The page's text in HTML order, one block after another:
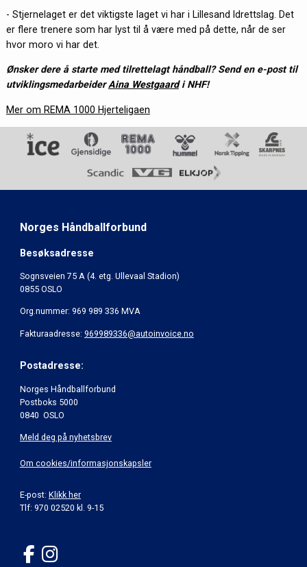
- Stjernelaget er det viktigste laget vi har i Lillesand Idrettslag. Det
er flere trenere som har lyst til å være med på dette, når de ser
hvor moro vi har det.
Ønsker dere å starte med tilrettelagt håndball? Send en e-post til
utviklingsmedarbeiderAina Westgaardi NHF!
Mer om REMA 1000 Hjerteligaen
Norges Håndballforbund
Besøksadresse
Sognsveien 75 A (4. etg. Ullevaal Stadion)
0855 OSLO
Org.nummer: 969 989 336 MVA
Fakturaadresse: 969989336@autoinvoice.no
Postadresse:
Norges Håndballforbund
Postboks 5000
0840 OSLO
Meld deg på nyhetsbrev
Om cookies/informasjonskapsler
E-post: Klikk her
Tlf: 970 02520 kl. 9-15